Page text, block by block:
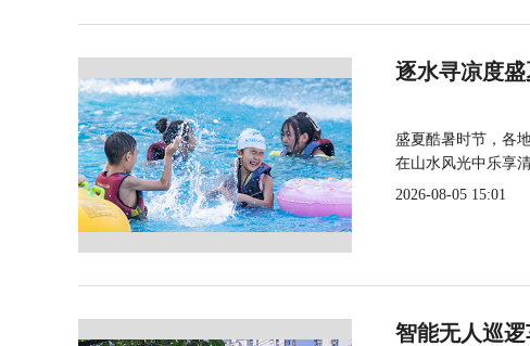
逐水寻凉度
盛夏酷暑时节，各
在山水风光中乐享
2026-08-05 15:01
智能无人巡